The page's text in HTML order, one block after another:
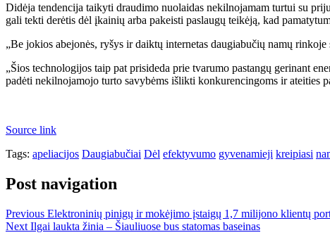
Didėja tendencija taikyti draudimo nuolaidas nekilnojamam turtui su
gali tekti derėtis dėl įkainių arba pakeisti paslaugų teikėją, kad
„Be jokios abejonės, ryšys ir daiktų internetas daugiabučių namų
„Šios technologijos taip pat prisideda prie tvarumo pastangų gerinant
padėti nekilnojamojo turto savybėms išlikti konkurencingoms ir ateities
Source link
Tags: apeliacijos Daugiabučiai Dėl efektyvumo gyvenamieji kreipiasi
Post navigation
Previous Elektroninių pinigų ir mokėjimo įstaigų 1,7 milijono klientų
Next Ilgai laukta žinia – Šiauliuose bus statomas baseinas